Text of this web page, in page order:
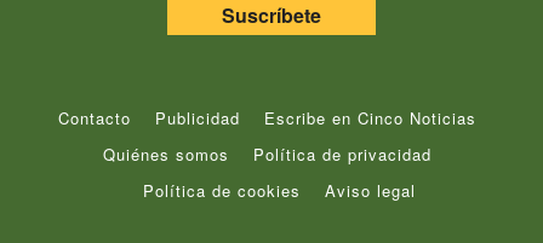
Suscríbete
Contacto Publicidad
Escribe en Cinco Noticias
Quiénes somos
Política de privacidad
Política de cookies
Aviso legal